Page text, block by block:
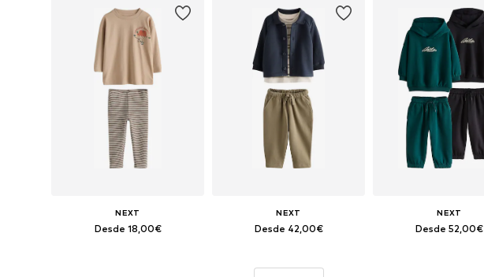
NEXT
Desde 18,00€
NEXT
Desde 42,00€
NEXT
Desde 52,00€